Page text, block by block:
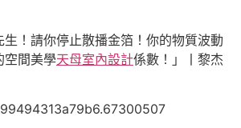
生！請你停止散播金箔！你的物質波動
空間美學天母室內設計係數！」丨黎杰